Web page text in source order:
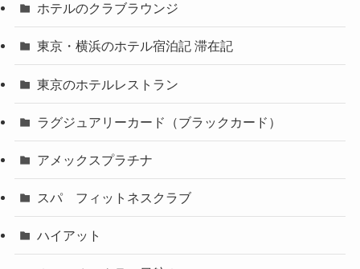
ホテルのクラブラウンジ
東京・横浜のホテル宿泊記 滞在記
東京のホテルレストラン
ラグジュアリーカード（ブラックカード）
アメックスプラチナ
スパ フィットネスクラブ
ハイアット